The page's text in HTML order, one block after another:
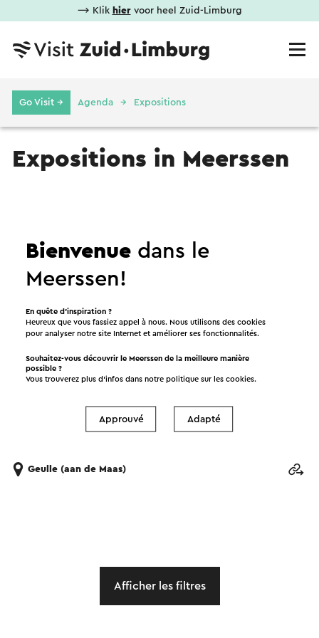
⟶ Klik hiervoor heel Zuid-Limburg
Go Visit → Agenda Expositions
Expositions in Meerssen
Zomerexpositie Galerie De Grote Beer
Geulle (aan de Maas)
Afficher les filtres
Bienvenue dans le
Meerssen!
En quête d’inspiration ?
Heureux que vous fassiez appel à nous. Nous utilisons des cookies
pour analyser notre site Internet et améliorer ses fonctionnalités.
Souhaitez-vous découvrir le Meerssen de la meilleure manière
possible ?
Vous trouverez plus d’infos dans notre politique sur lescookies.
Approuvé Adapté